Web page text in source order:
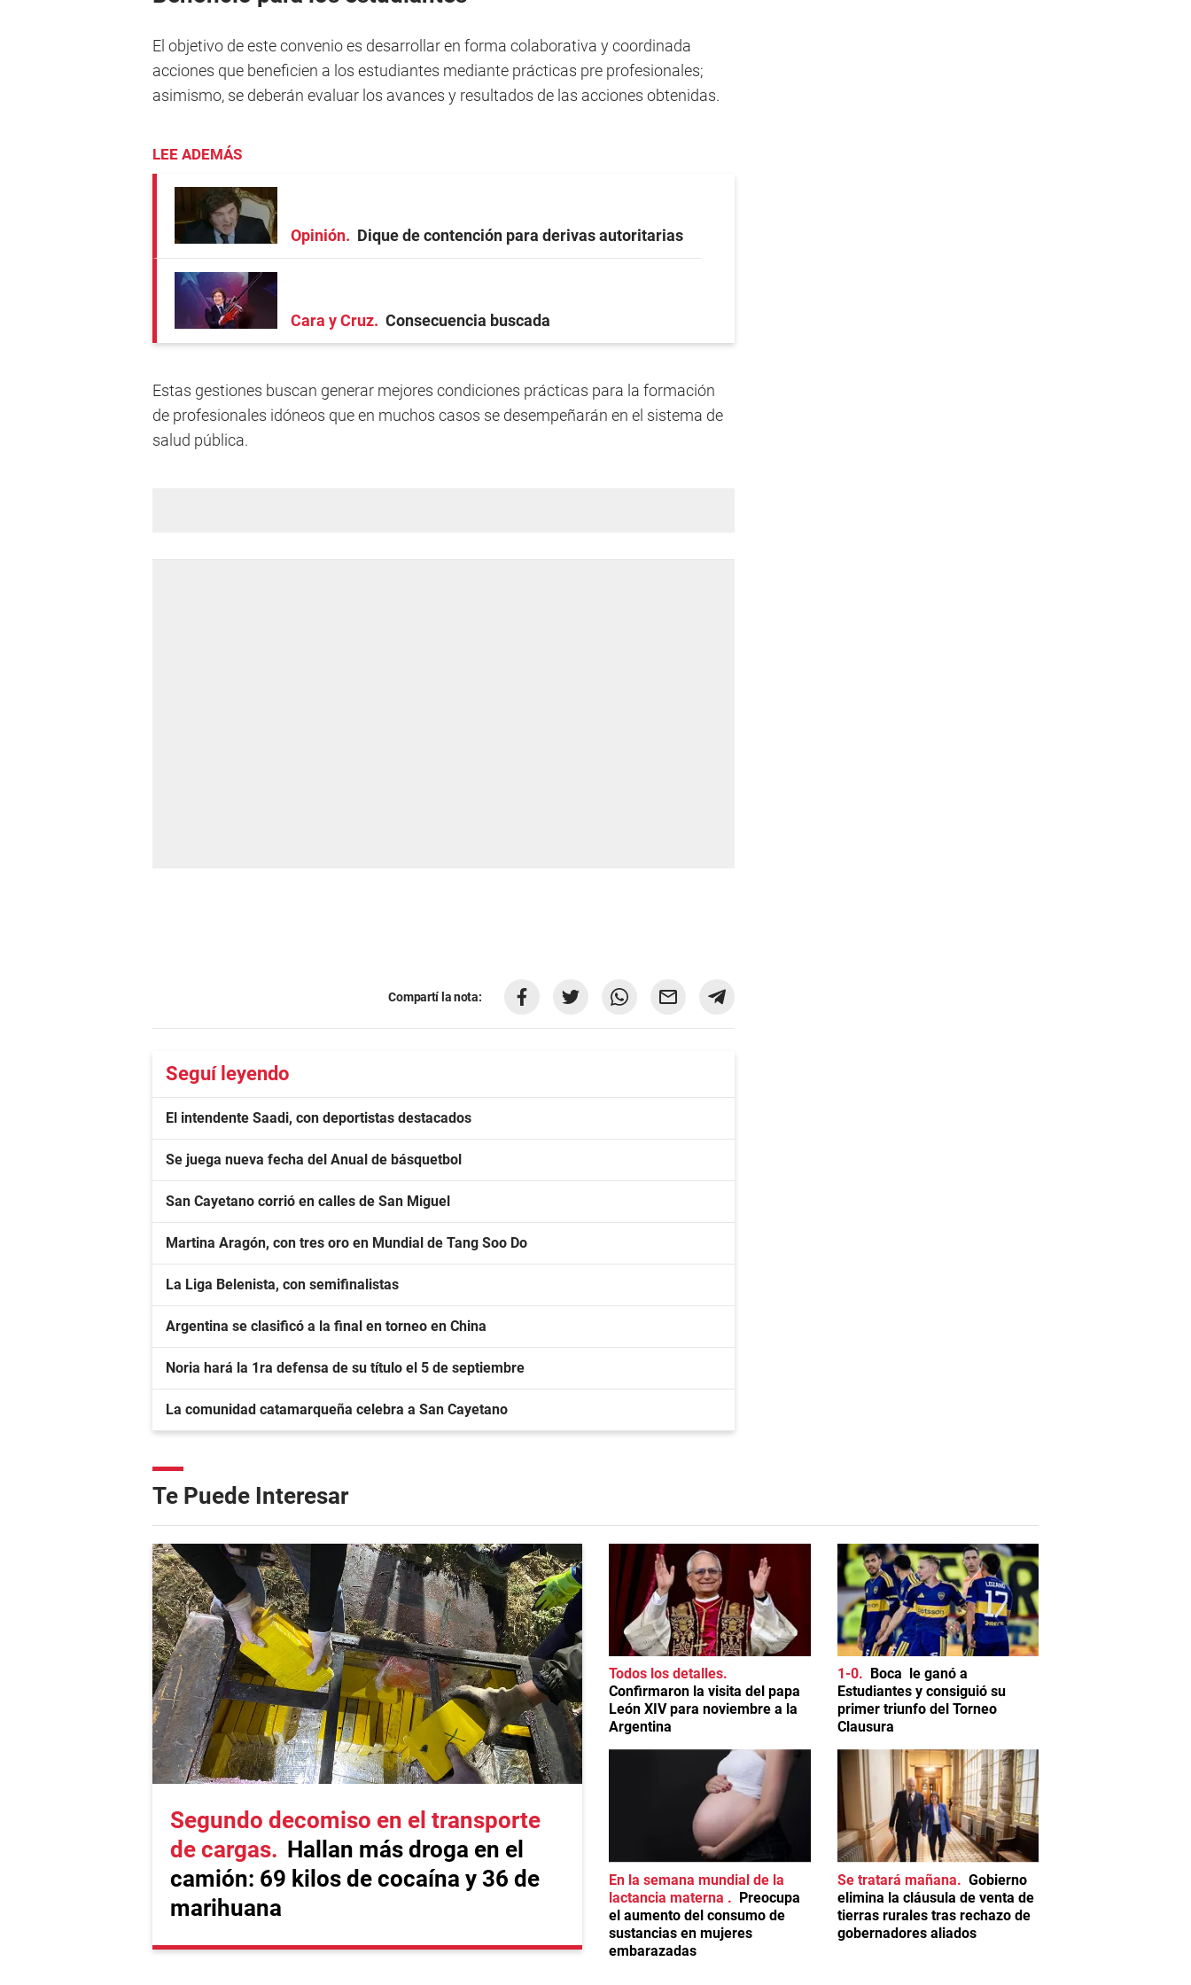
El objetivo de este convenio es desarrollar en forma colaborativa y coordinada
acciones que beneficien a los estudiantes mediante prácticas pre profesionales;
asimismo, se deberán evaluar los avances y resultados de las acciones obtenidas.
LEE ADEMÁS
Opinión Dique de contención para derivas autoritarias
Cara y Cruz Consecuencia buscada
Estas gestiones buscan generar mejores condiciones prácticas para la formación
de profesionales idóneos que en muchos casos se desempeñarán en el sistema de
salud pública.
Compartí la nota:
Seguí leyendo
El intendente Saadi, con deportistas destacados
Se juega nueva fecha del Anual de básquetbol
San Cayetano corrió en calles de San Miguel
Martina Aragón, con tres oro en Mundial de Tang Soo Do
La Liga Belenista, con semifinalistas
Argentina se clasificó a la final en torneo en China
Noria hará la 1ra defensa de su título el 5 de septiembre
La comunidad catamarqueña celebra a San Cayetano
Te Puede Interesar
Segundo decomiso en el transporte
de cargas
Hallan más droga en el
camión: 69 kilos de cocaína y 36 de
marihuana
Todos los detalles
Confirmaron la visita del papa
León XIV para noviembre a la
Argentina
1-0
Boca le ganó a
Estudiantes y consiguió su
primer triunfo del Torneo
Clausura
En la semana mundial de la
lactancia materna
Preocupa
el aumento del consumo de
sustancias en mujeres
embarazadas
Se tratará mañana
Gobierno
elimina la cláusula de venta de
tierras rurales tras rechazo de
gobernadores aliados